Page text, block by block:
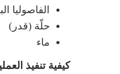
الفاصوليا
حلّة (قدر)
ماء
كيفية تنفيذ